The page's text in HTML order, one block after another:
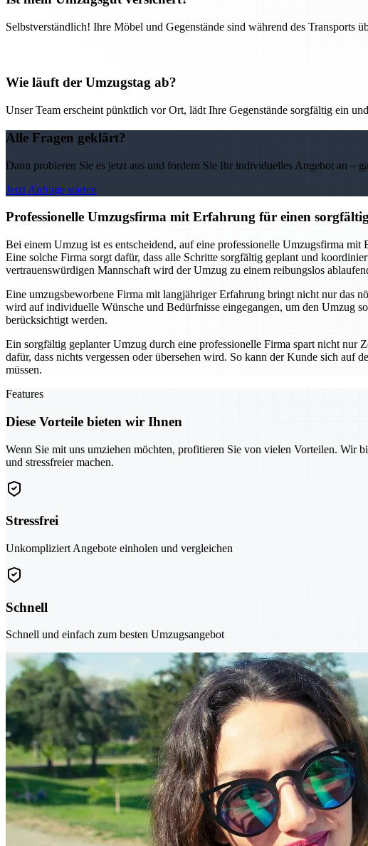
Selbstverständlich! Ihre Möbel und Gegenstände sind während des Transports
Wie läuft der Umzugstag ab?
Unser Team erscheint pünktlich vor Ort, lädt Ihre Gegenstände sorgfältig ein
Alle Fragen geklärt?
Dann probieren Sie es jetzt aus und fordern Sie Ihr individuelles Angebot an –
Jetzt Anfrage starten
Professionelle Umzugsfirma mit Erfahrung für einen
Bei einem Umzug ist es entscheidend, auf eine professionelle Umzugsfirma
Eine solche Firma sorgt dafür, dass alle Schritte sorgfältig geplant und
vertrauenswürdigen Mannschaft wird der Umzug zu einem reibungslos
Eine umzugsbeworbene Firma mit langjähriger Erfahrung bringt nicht nur das
wird auf individuelle Wünsche und Bedürfnisse eingegangen, um den Umzug
berücksichtigt werden.
Ein sorgfältig geplanter Umzug durch eine professionelle Firma spart nicht nur
dafür, dass nichts vergessen oder übersehen wird. So kann der Kunde sich
müssen.
Features
Diese Vorteile bieten wir Ihnen
Wenn Sie mit uns umziehen möchten, profitieren Sie von vielen Vorteilen. Wir
und stressfreier machen.
Stressfrei
Unkompliziert Angebote einholen und vergleichen
Schnell
Schnell und einfach zum besten Umzugsangebot